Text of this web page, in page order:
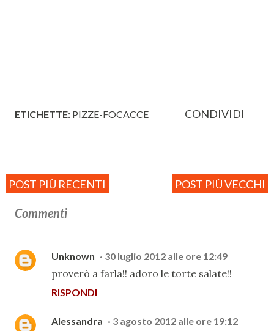
ETICHETTE: PIZZE-FOCACCE CONDIVIDI
POST PIÙ RECENTI POST PIÙ VECCHI
Commenti
Unknown 30 luglio 2012 alle ore 12:49
proverò a farla!! adoro le torte salate!!
RISPONDI
Alessandra 3 agosto 2012 alle ore 19:12